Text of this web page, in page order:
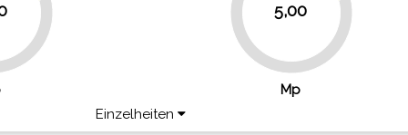
5,00
79.2%
Mp
Einzelheiten